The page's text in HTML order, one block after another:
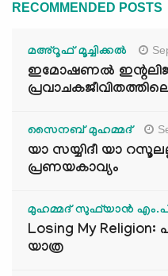
RECOMMENDED POSTS
മഅ്റൂഫ് മൂച്ചിക്കല്‍
ഇമോഷണൽ
സൈനബ് മുഹമ്മദ്
യാ സയ്യിദീ യാ
പ്രണയകാവ്യം
മുഹമ്മദ് സുഫ്‌യാൻ
Losing My
യാത്ര